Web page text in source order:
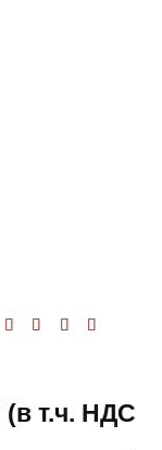
(в т.ч. НДС